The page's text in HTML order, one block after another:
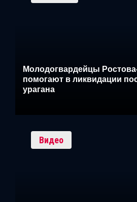
Молодогвардейцы
помогают в ликвидации
урагана
Видео